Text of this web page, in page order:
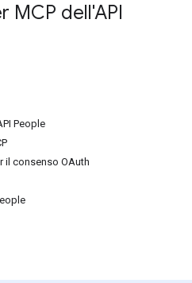
MCP dell'API
People
il consenso OAuth